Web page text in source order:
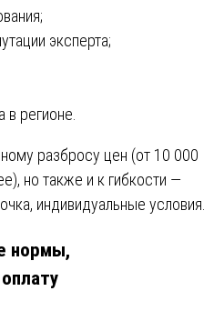
эксперта;
регионе.
разбросу цен (от 10 000
но также и к гибкости —
индивидуальные условия.
нормы,